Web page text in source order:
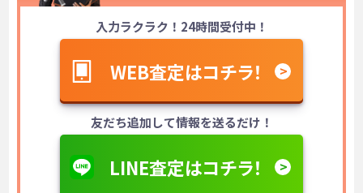
入力ラクラク！24時間受付中！
WEB査定はコチラ！
友だち追加して情報を送るだけ！
LINE査定はコチラ！